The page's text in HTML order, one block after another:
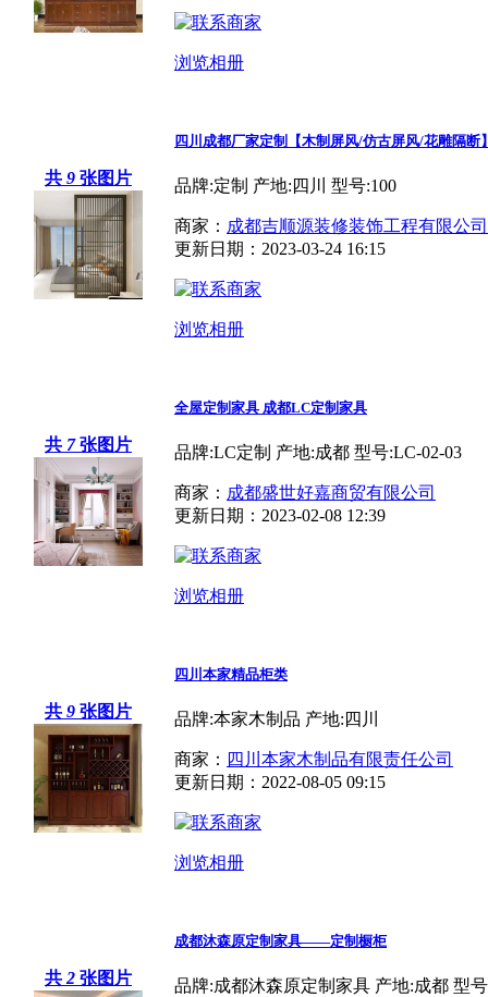
浏览相册
共 9 张图片
四川成都厂家定制【木制屏风/仿古屏风/花雕隔断
品牌:定制 产地:四川 型号:100
商家： 成都吉顺源装修装饰工程有限公司
更新日期：2023-03-24 16:15
浏览相册
共 7张图片
全屋定制家具 成都LC定制家具
品牌:LC定制 产地:成都 型号:LC-02-03
商家： 成都盛世好嘉商贸有限公司
更新日期：2023-02-08 12:39
浏览相册
共 9 张图片
四川本家精品柜类
品牌:本家木制品 产地:四川
商家： 四川本家木制品有限责任公司
更新日期：2022-08-05 09:15
浏览相册
共 2 张图片
成都沐森原定制家具——定制橱柜
品牌:成都沐森原定制家具 产地:成都 型号